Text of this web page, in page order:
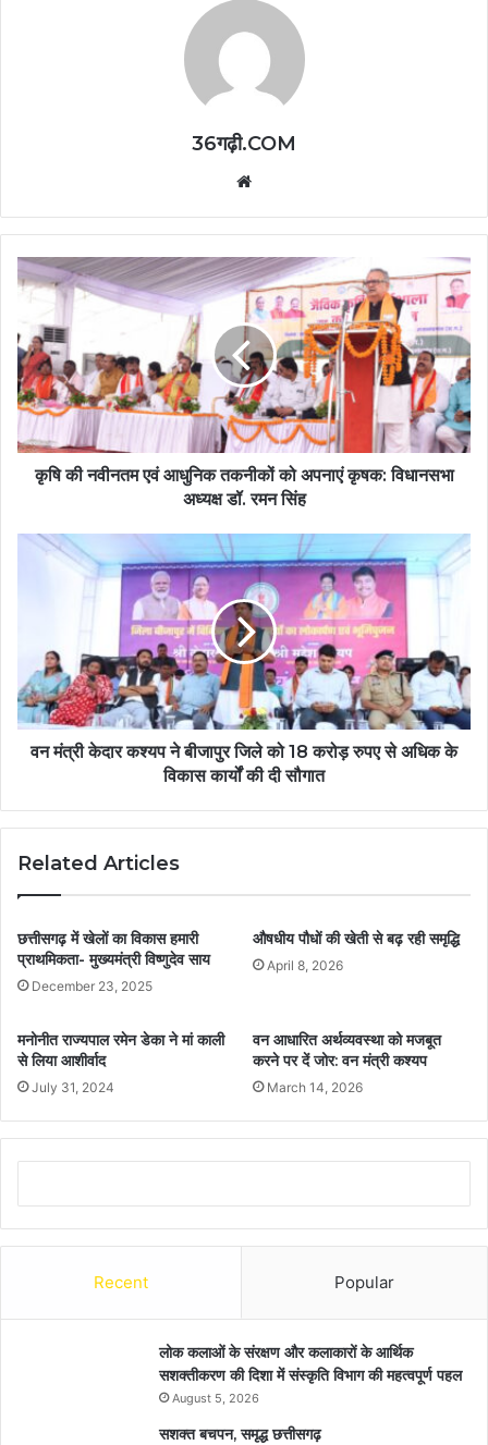
36गढ़ी.COM
कृषि की नवीनतम एवं आधुनिक तकनीकों को अपनाएं कृषक: विधानसभा
अध्यक्ष डॉ. रमन सिंह
वन मंत्री केदार कश्यप ने बीजापुर जिले को 18 करोड़ रुपए से अधिक के
विकास कार्यों की दी सौगात
Related Articles
छत्तीसगढ़ में खेलों का विकास हमारी
प्राथमिकता- मुख्यमंत्री विष्णुदेव साय
December 23, 2025
औषधीय पौधों की खेती से बढ़ रही समृद्धि
April 8, 2026
मनोनीत राज्यपाल रमेन डेका ने मां काली
से लिया आशीर्वाद
July 31, 2024
वन आधारित अर्थव्यवस्था को मजबूत
करने पर दें जोर: वन मंत्री कश्यप
March 14, 2026
Recent Popular
लोक कलाओं के संरक्षण और कलाकारों के आर्थिक
सशक्तीकरण की दिशा में संस्कृति विभाग की महत्वपूर्ण पहल
August 5, 2026
सशक्त बचपन, समृद्ध छत्तीसगढ़